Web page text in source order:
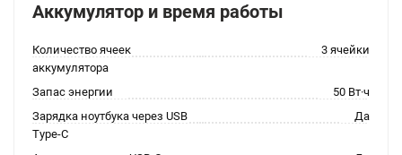
Аккумулятор и время работы
Количество ячеек
аккумулятора
3 ячейки
Запас энергии
50 Вт·ч
Зарядка ноутбука через USB
Type-C
Да